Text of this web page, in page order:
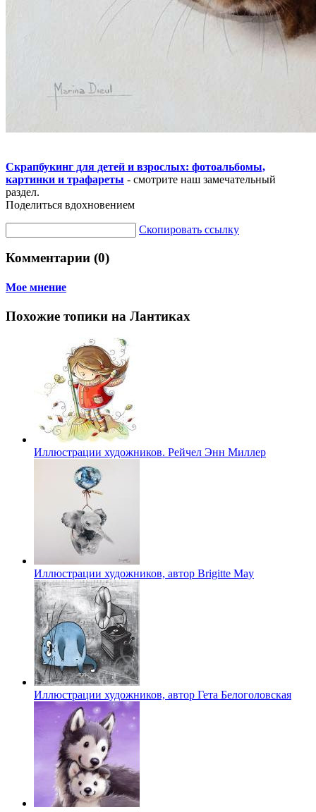
Скрапбукинг для детей и взрослых: фотоальбомы,
картинки и трафареты - смотрите наш замечательный
раздел.
Поделиться вдохновением
Скопировать ссылку
Комментарии (0)
Мое мнение
Похожие топики на Лантиках
Иллюстрации художников. Рейчел Энн Миллер
Иллюстрации художников, автор Brigitte May
Иллюстрации художников, автор Гета Белоголовская